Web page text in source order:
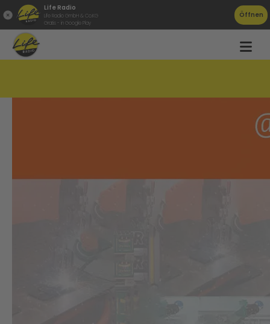
Life Radio
Life Radio GmbH & Co.KG
Gratis - in Google Play
Öffnen